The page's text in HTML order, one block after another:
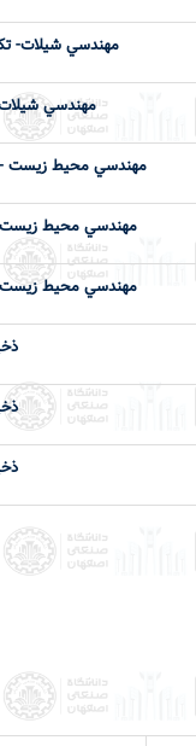
مهندسي شيلات-
مهندسي
مهندسي محيط زيست -
مهندسي محيط
مهندسي محيط